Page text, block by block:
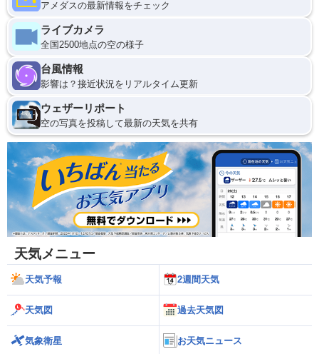
アメダスの最新情報をチェック
ライブカメラ
全国2500地点の空の様子
台風情報
影響は？接近状況をリアルタイム更新
ウェザーリポート
空の写真を投稿して最新の天気を共有
天気メニュー
天気予報 2週間天気
天気図 過去天気図
気象衛星 お天気ニュース